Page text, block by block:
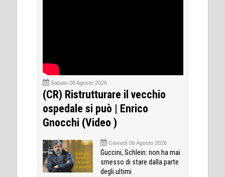
Sabato 08 Agosto 2026
(CR) Ristrutturare il vecchio
ospedale si può | Enrico
Gnocchi (Video )
Giovedì 06 Agosto 2026
Guccini, Schlein: non ha mai
smesso di stare dalla parte
degli ultimi